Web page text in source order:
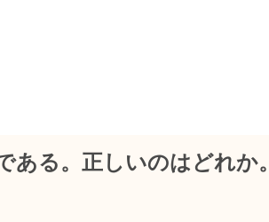
ある。正しいのはどれか。